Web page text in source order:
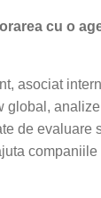
cu o
asociat
global,
de evaluare